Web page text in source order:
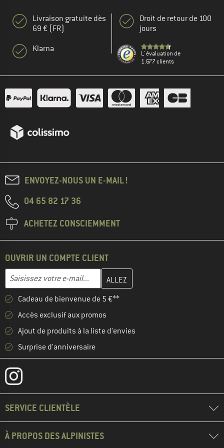
Livraison gratuite dès
69 € (FR)
Klarna
Droit de retour de 100
jours
L' évaluation de
1.677 clients
ENVOYEZ-NOUS UN E-MAIL !
04 65 82 17 36
ACHETEZ CONSCIEMMENT
OUVRIR UN COMPTE CLIENT
Adresse e-mail
Entrez votre adresse e-mail ici et créez votre compte client à la
Cadeau de bienvenue de 5 €**
Accès exclusif aux promos
Ajout de produits à la liste d'envies
Surprise d'anniversaire
SERVICE CLIENTÈLE
À PROPOS DES ALPINISTES